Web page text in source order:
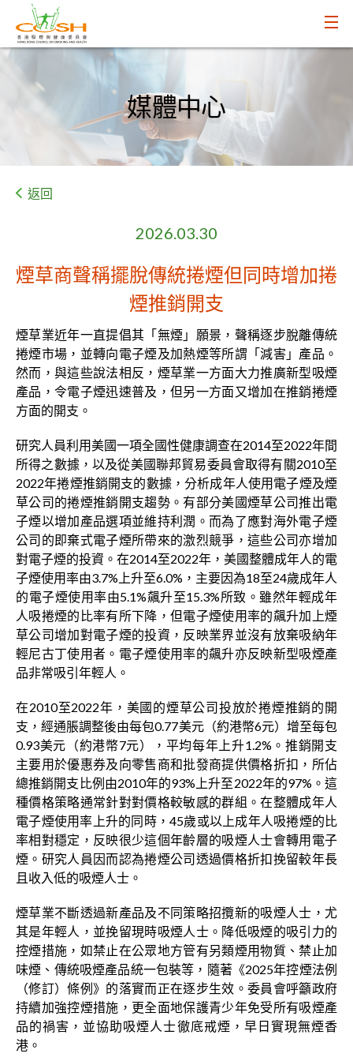
媒體中心
返回
2026.03.30
煙草商聲稱擺脫傳統捲煙但同時增加捲
煙推銷開支
煙草業近年一直提倡其「無煙」願景，聲稱逐步脫離傳統
捲煙市場，並轉向電子煙及加熱煙等所謂「減害」產品。
然而，與這些說法相反，煙草業一方面大力推廣新型吸煙
產品，令電子煙迅速普及，但另一方面又增加在推銷捲煙
方面的開支。
研究人員利用美國一項全國性健康調查在2014至2022年間
所得之數據，以及從美國聯邦貿易委員會取得有關2010至
2022年捲煙推銷開支的數據，分析成年人使用電子煙及煙
草公司的捲煙推銷開支趨勢。有部分美國煙草公司推出電
子煙以增加產品選項並維持利潤。而為了應對海外電子煙
公司的即棄式電子煙所帶來的激烈競爭，這些公司亦增加
對電子煙的投資。在2014至2022年，美國整體成年人的電
子煙使用率由3.7%上升至6.0%，主要因為18至24歲成年人
的電子煙使用率由5.1%飆升至15.3%所致。雖然年輕成年
人吸捲煙的比率有所下降，但電子煙使用率的飆升加上煙
草公司增加對電子煙的投資，反映業界並沒有放棄吸納年
輕尼古丁使用者。電子煙使用率的飆升亦反映新型吸煙產
品非常吸引年輕人。
在2010至2022年，美國的煙草公司投放於捲煙推銷的開
支，經通脹調整後由每包0.77美元（約港幣6元）增至每包
0.93美元（約港幣7元），平均每年上升1.2%。推銷開支
主要用於優惠券及向零售商和批發商提供價格折扣，所佔
總推銷開支比例由2010年的93%上升至2022年的97%。這
種價格策略通常針對對價格較敏感的群組。在整體成年人
電子煙使用率上升的同時，45歲或以上成年人吸捲煙的比
率相對穩定，反映很少這個年齡層的吸煙人士會轉用電子
煙。研究人員因而認為捲煙公司透過價格折扣挽留較年長
且收入低的吸煙人士。
煙草業不斷透過新產品及不同策略招攬新的吸煙人士，尤
其是年輕人，並挽留現時吸煙人士。降低吸煙的吸引力的
控煙措施，如禁止在公眾地方管有另類煙用物質、禁止加
味煙、傳統吸煙產品統一包裝等，隨著《2025年控煙法例
（修訂）條例》的落實而正在逐步生效。委員會呼籲政府
持續加強控煙措施，更全面地保護青少年免受所有吸煙產
品的禍害，並協助吸煙人士徹底戒煙，早日實現無煙香
港。